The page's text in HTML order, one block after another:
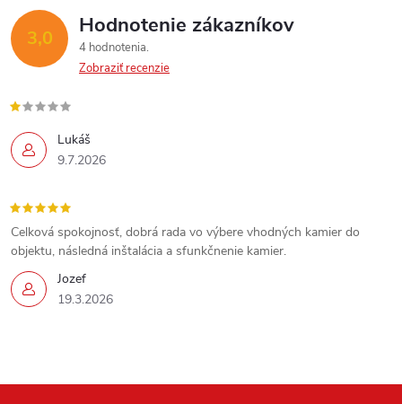
3,0 Hodnotenie zákazníkov
4 hodnotenia
Zobraziť recenzie
Lukáš
9.7.2026
Jozef
19.3.2026
Celková spokojnosť, dobrá rada vo výbere vhodných kamier do
objektu, následná inštalácia a sfunkčnenie kamier.